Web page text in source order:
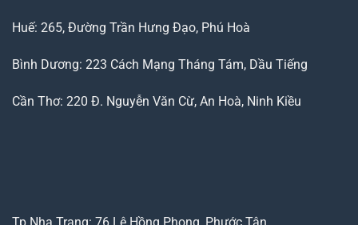
Huế: 265, Đường Trần Hưng Đạo, Phú Hoà
Bình Dương: 223 Cách Mạng Tháng Tám, Dầu Tiếng
Cần Thơ: 220 Đ. Nguyễn Văn Cừ, An Hoà, Ninh Kiều